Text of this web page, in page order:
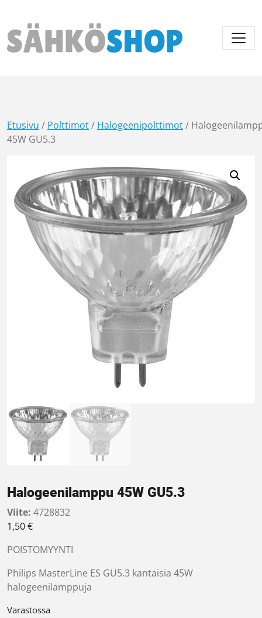
Päävalikko
Etusivu / Polttimot/ Halogeenipolttimot/
45W GU5.3
Halogeenilamppu 45W GU5.3
Viite: 4728832
1,50€
POISTOMYYNTI
Philips MasterLine ES GU5.3 kantaisia 45W
halogeenilamppuja
Varastossa